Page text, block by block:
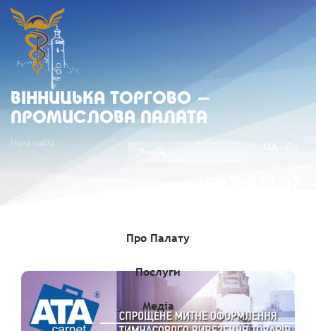
ВIННИЦЬКА ТОРГОВО -
ПРОМИСЛОВА ПАЛАТА
Мапа сайту
Про Палату
Послуги
Медіа